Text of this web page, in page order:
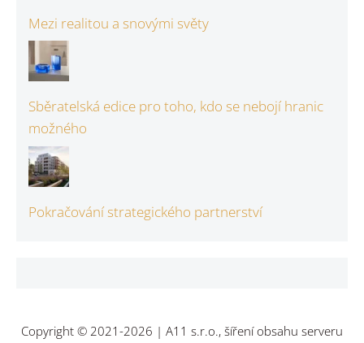
Mezi realitou a snovými světy
Sběratelská edice pro toho, kdo se nebojí hranic
možného
Pokračování strategického partnerství
Copyright © 2021-2026 | A11 s.r.o., šíření obsahu serveru